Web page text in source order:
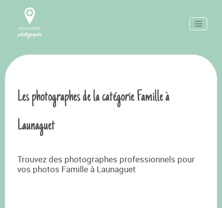
Les photographes de la catégorie Famille à
Launaguet
Trouvez des photographes professionnels pour
vos photos Famille à Launaguet